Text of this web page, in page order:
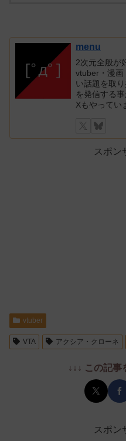
menu
2次元全般が
vtuber・漫画
い話題を取
を発信する事
Xもやってい
スポン
vtuber
VTA アクシア・クローネ
↓↓↓ この記事
スポン